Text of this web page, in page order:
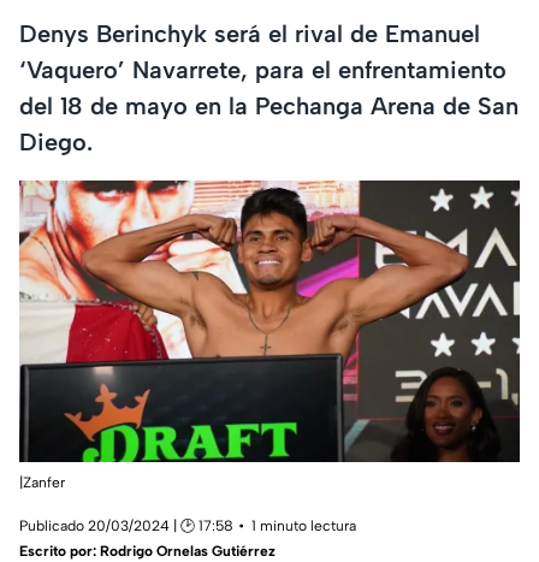
Denys Berinchyk será el rival de Emanuel
‘Vaquero’ Navarrete, para el enfrentamiento
del 18 de mayo en la Pechanga Arena de San
Diego.
|Zanfer
Publicado 20/03/2024 | 🕑 17:58
1 minuto lectura
Escrito por: Rodrigo Ornelas Gutiérrez